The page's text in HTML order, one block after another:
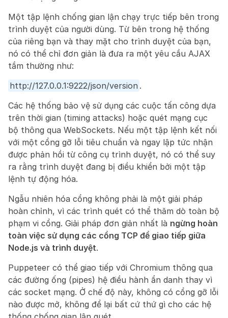
Một tập lệnh chống gian lận chạy trực tiếp bên trong
trình duyệt của người dùng. Từ bên trong hệ thống
của riêng bạn và thay mặt cho trình duyệt của bạn,
nó có thể chỉ đơn giản là đưa ra một yêu cầu AJAX
tầm thường như:
http://127.0.0.1:9222/json/version .
Các hệ thống bảo vệ sử dụng các cuộc tấn công dựa
trên thời gian (timing attacks) hoặc quét mạng cục
bộ thông qua WebSockets. Nếu một tập lệnh kết nối
với một cổng gỡ lỗi tiêu chuẩn và ngay lập tức nhận
được phản hồi từ công cụ trình duyệt, nó có thể suy
ra rằng trình duyệt đang bị điều khiển bởi một tập
lệnh tự động hóa.
Ngẫu nhiên hóa cổng không phải là một giải pháp
hoàn chỉnh, vì các trình quét có thể thăm dò toàn bộ
phạm vi cổng. Giải pháp đơn giản nhất là ngừng hoàn
toàn việc sử dụng các cổng TCP để giao tiếp giữa
Node.js và trình duyệt.
Puppeteer có thể giao tiếp với Chromium thông qua
các đường ống (pipes) hệ điều hành ẩn danh thay vì
các socket mạng. Ở chế độ này, không có cổng gỡ lỗi
nào được mở, không để lại bất cứ thứ gì cho các hệ